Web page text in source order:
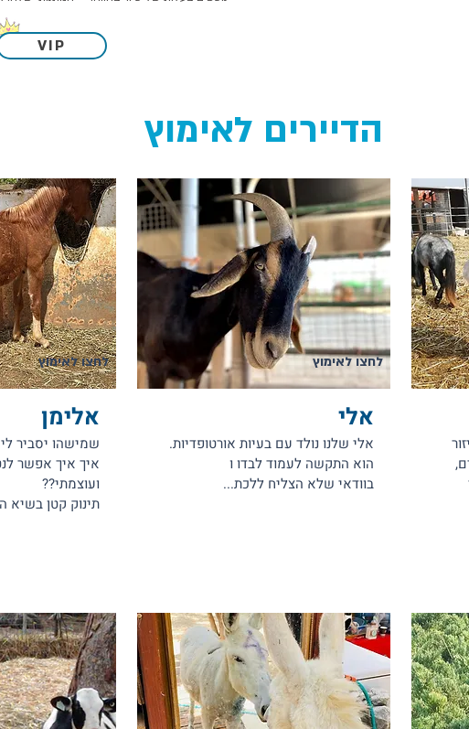
VIP
הדיירים לאימוץ
לחצו לאימוץ
אלי
אלי שלנו נולד עם בעיות אורטופדיות.
הוא התקשה לעמוד לבדו ו
בוודאי שלא הצליח ללכת...
לחצו לאימוץ
אלימן
שמישהו יסביר
איך איך אפשר
ועוצמתי??
תינוק קטן בשיא